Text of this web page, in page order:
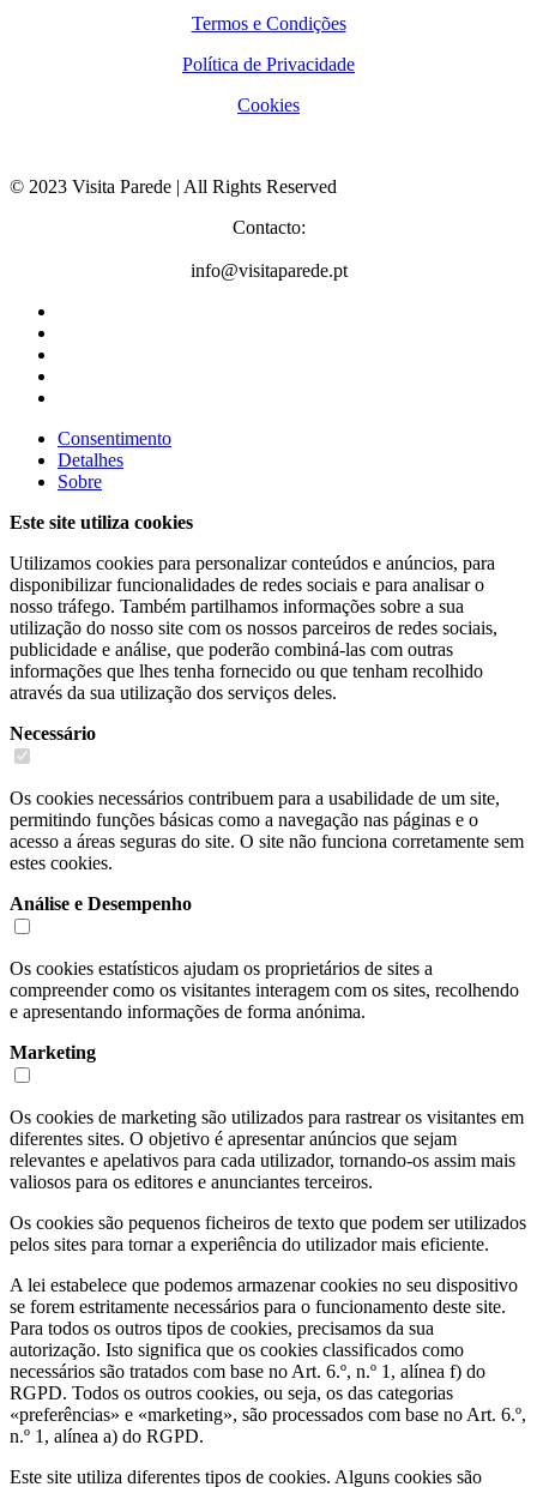
Termos e Condições
Política de Privacidade
Cookies
© 2023 Visita Parede | All Rights Reserved
Contacto:
info@visitaparede.pt
Consentimento
Detalhes
Sobre
Este site utiliza cookies
Utilizamos cookies para personalizar conteúdos e anúncios, para
disponibilizar funcionalidades de redes sociais e para analisar o
nosso tráfego. Também partilhamos informações sobre a sua
utilização do nosso site com os nossos parceiros de redes sociais,
publicidade e análise, que poderão combiná-las com outras
informações que lhes tenha fornecido ou que tenham recolhido
através da sua utilização dos serviços deles.
Necessário
Os cookies necessários contribuem para a usabilidade de um site,
permitindo funções básicas como a navegação nas páginas e o
acesso a áreas seguras do site. O site não funciona corretamente sem
estes cookies.
Análise e Desempenho
Os cookies estatísticos ajudam os proprietários de sites a
compreender como os visitantes interagem com os sites, recolhendo
e apresentando informações de forma anónima.
Marketing
Os cookies de marketing são utilizados para rastrear os visitantes em
diferentes sites. O objetivo é apresentar anúncios que sejam
relevantes e apelativos para cada utilizador, tornando-os assim mais
valiosos para os editores e anunciantes terceiros.
Os cookies são pequenos ficheiros de texto que podem ser utilizados
pelos sites para tornar a experiência do utilizador mais eficiente.
A lei estabelece que podemos armazenar cookies no seu dispositivo
se forem estritamente necessários para o funcionamento deste site.
Para todos os outros tipos de cookies, precisamos da sua
autorização. Isto significa que os cookies classificados como
necessários são tratados com base no Art. 6.º, n.º 1, alínea f) do
RGPD. Todos os outros cookies, ou seja, os das categorias
«preferências» e «marketing», são processados com base no Art. 6.º,
n.º 1, alínea a) do RGPD.
Este site utiliza diferentes tipos de cookies. Alguns cookies são